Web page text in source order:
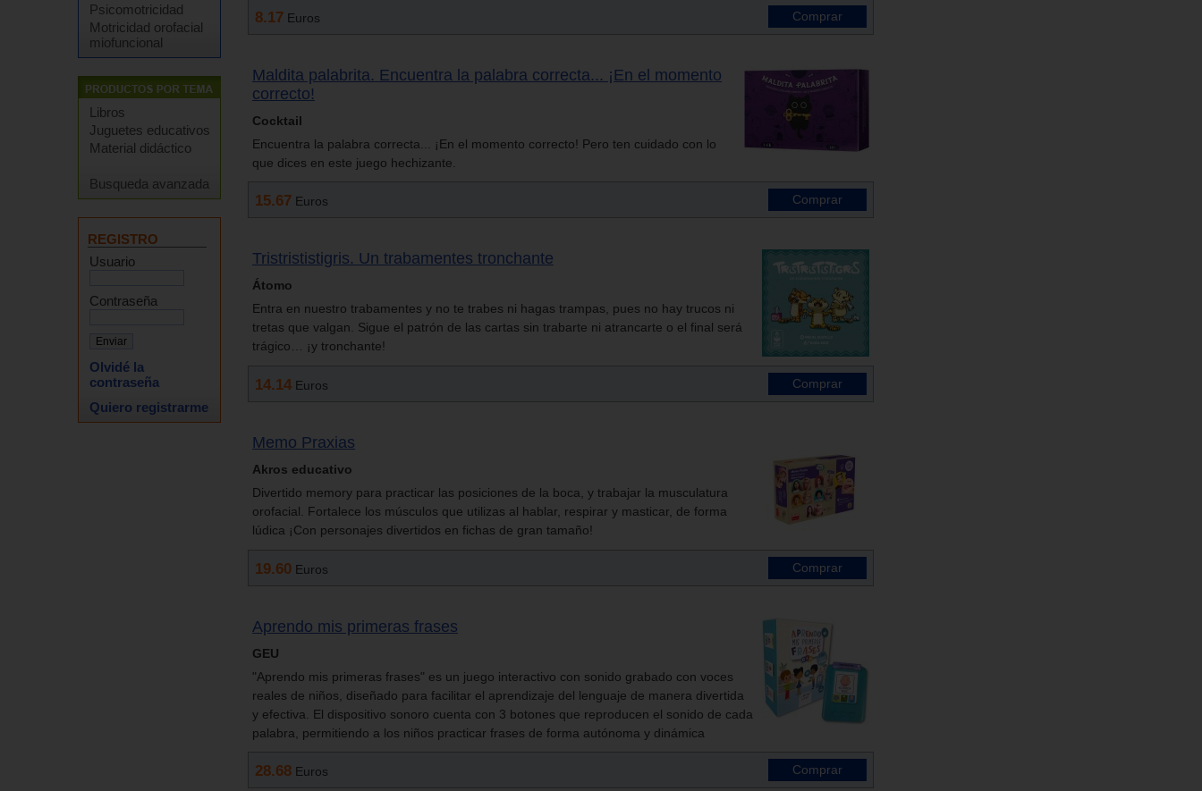
Psicomotricidad
Motricidad orofacial
miofuncional
Libros
Juguetes educativos
Material didáctico
Busqueda avanzada
REGISTRO
Usuario
Contraseña
Olvidé la
contraseña
Quiero registrarme
8.17 Euros
Maldita palabrita. Encuentra la palabra correcta... ¡En el momento
correcto!
Cocktail
Encuentra la palabra correcta... ¡En el momento correcto! Pero ten cuidado con lo
que dices en este juego hechizante.
15.67 Euros
Tristrististigris. Un trabamentes tronchante
Átomo
Entra en nuestro trabamentes y no te trabes ni hagas trampas, pues no hay trucos ni
tretas que valgan. Sigue el patrón de las cartas sin trabarte ni atrancarte o el final será
trágico… ¡y tronchante!
14.14 Euros
Memo Praxias
Akros educativo
Divertido memory para practicar las posiciones de la boca, y trabajar la musculatura
orofacial. Fortalece los músculos que utilizas al hablar, respirar y masticar, de forma
lúdica ¡Con personajes divertidos en fichas de gran tamaño!
19.60 Euros
Aprendo mis primeras frases
GEU
"Aprendo mis primeras frases" es un juego interactivo con sonido grabado con voces
reales de niños, diseñado para facilitar el aprendizaje del lenguaje de manera divertida
y efectiva. El dispositivo sonoro cuenta con 3 botones que reproducen el sonido de cada
palabra, permitiendo a los niños practicar frases de forma autónoma y dinámica
28.68 Euros